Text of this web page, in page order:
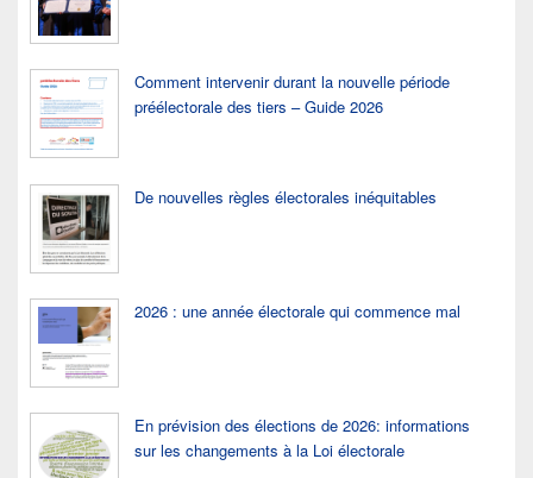
Comment intervenir durant la nouvelle période
préélectorale des tiers – Guide 2026
De nouvelles règles électorales inéquitables
2026 : une année électorale qui commence mal
En prévision des élections de 2026: informations
sur les changements à la Loi électorale